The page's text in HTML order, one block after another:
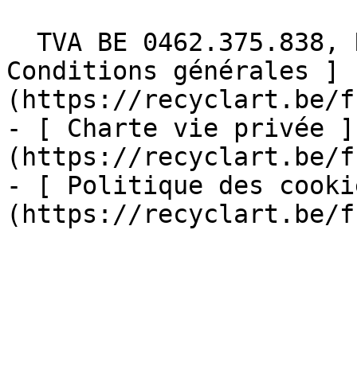
Conditions générales ]
(https://recyclart.be/
- [ Charte vie privée ]
(https://recyclart.be/
- [ Politique des